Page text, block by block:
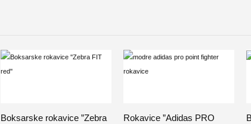
Boksarske rokavice ”Zebra
Rokavice ”Adidas PRO